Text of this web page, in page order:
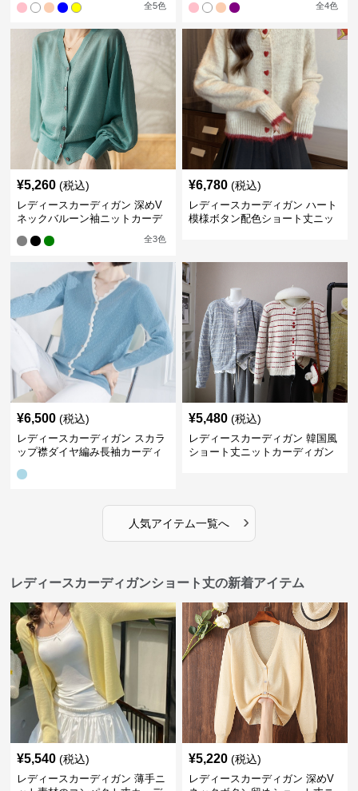
全5色 全4色
¥5,260 (税込)
レディースカーディガン 深めV
ネックバルーン袖ニットカーデ
全3色
¥6,780 (税込)
レディースカーディガン ハート
模様ボタン配色ショート丈ニッ
¥6,500 (税込)
レディースカーディガン スカラ
ップ襟ダイヤ編み長袖カーディ
¥5,480 (税込)
レディースカーディガン 韓国風
ショート丈ニットカーディガン
人気アイテム一覧へ ›
レディースカーディガンショート丈の新着アイテム
¥5,540 (税込)
レディースカーディガン 薄手ニ
¥5,220 (税込)
レディースカーディガン 深めV